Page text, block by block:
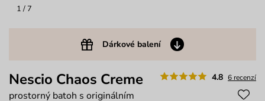
1 / 7
Dárkové balení
4.8 6 recenzí
Nescio Chaos Creme
prostorný batoh s originálním